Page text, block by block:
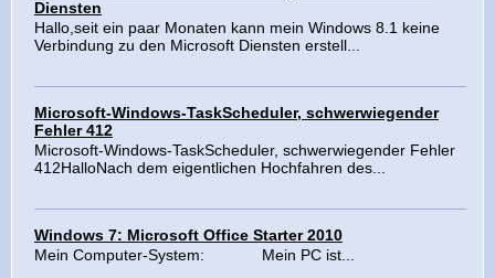
Diensten
Hallo,seit ein paar Monaten kann mein Windows 8.1 keine
Verbindung zu den Microsoft Diensten erstell...
Microsoft-Windows-TaskScheduler, schwerwiegender
Fehler 412
Microsoft-Windows-TaskScheduler, schwerwiegender Fehler
412HalloNach dem eigentlichen Hochfahren des...
Windows 7: Microsoft Office Starter 2010
Mein Computer-System: Mein PC ist...